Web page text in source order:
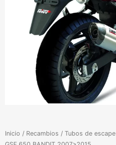
Inicio / Recambios / Tubos de escape